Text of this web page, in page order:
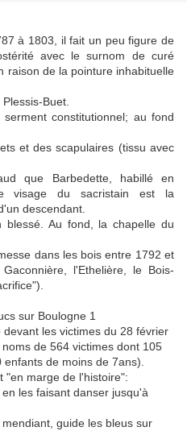
à 1803, il fait un peu figure de
avec le surnom de curé
raison de la pointure inhabituelle
Buet.
constitutionnel; au fond
et des scapulaires (tissu avec
que Barbedette, habillé en
visage du sacristain est la
descendant.
blessé. Au fond, la chapelle du
dans les bois entre 1792 et
l'Ethelière, le Bois-
les victimes du 28 février
de 564 victimes dont 105
de moins de 7ans).
"en marge de l'histoire":
les faisant danser jusqu'à
guide les bleus sur